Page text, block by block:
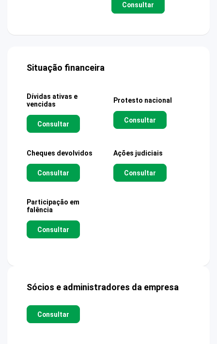
Consultar
Situação financeira
Dívidas ativas e
vencidas
Consultar
Protesto nacional
Consultar
Cheques devolvidos
Consultar
Ações judiciais
Consultar
Participação em
falência
Consultar
Sócios e administradores da empresa
Consultar